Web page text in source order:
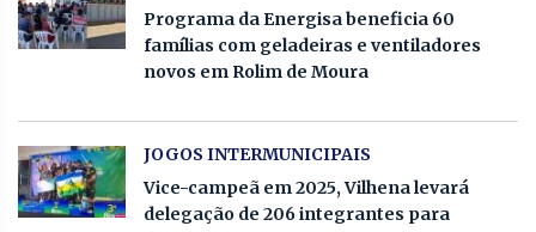
Programa da Energisa beneficia 60
famílias com geladeiras e ventiladores
novos em Rolim de Moura
JOGOS INTERMUNICIPAIS
Vice-campeã em 2025, Vilhena levará
delegação de 206 integrantes para